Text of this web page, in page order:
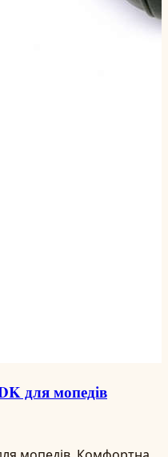
для мопедів